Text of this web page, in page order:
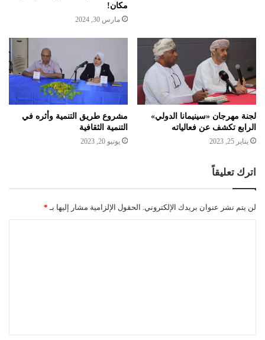
مكان!
مارس 30, 2024
لجنة مهرجان «سينيمانا الدولي»
الرابع تكشف عن فعالياته
يناير 25, 2023
مشروع طريق التنمية وأثره في
التنمية الثقافية
يونيو 20, 2023
اترك تعليقاً
لن يتم نشر عنوان بريدك الإلكتروني. الحقول الإلزامية مشار إليها بـ *
ق